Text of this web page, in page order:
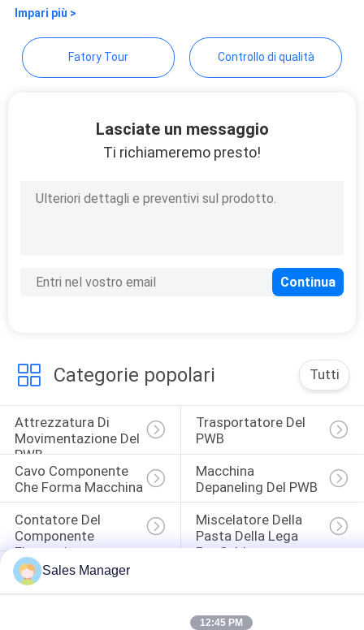
Impari più >
Fatory Tour Controllo di qualità
Lasciate un messaggio
Ti richiameremo presto!
Categorie popolari Tutti
Attrezzatura Di
Movimentazione Del
PWB
Trasportatore Del
PWB
Cavo Componente
Che Forma Macchina
Macchina
Depaneling Del PWB
Contatore Del
Componente
Elettronico
Miscelatore Della
Pasta Della Lega
Per Saldatura
Ugello Di SMT
Sales Manager
12:45 PM